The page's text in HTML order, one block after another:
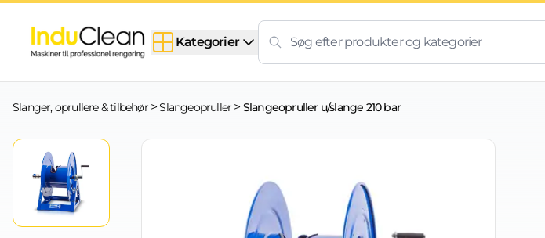
Skip to content
Kategorier
Slanger, oprullere & tilbehør>Slangeopruller > Slangeopruller u/slange 210 bar